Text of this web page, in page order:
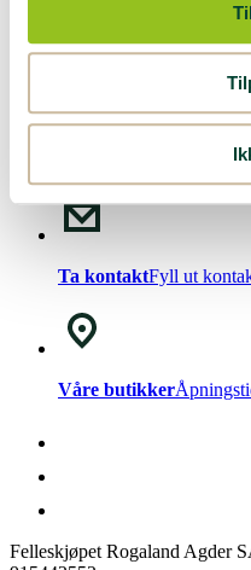
gode råd innenfor hus og
Nyhetsbrev!Meld deg på vårt
Mandag -
Ta kontaktFyll ut
Våre butikker
Felleskjøpet Rogaland Agder